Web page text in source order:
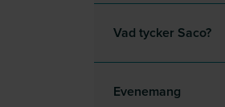
Vad tycker Saco?
Evenemang